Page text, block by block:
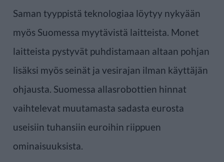
Saman tyyppistä teknologiaa löytyy nykyään
myös Suomessa myytävistä laitteista. Monet
laitteista pystyvät puhdistamaan altaan pohjan
lisäksi myös seinät ja vesirajan ilman käyttäjän
ohjausta. Suomessa allasrobottien hinnat
vaihtelevat muutamasta sadasta eurosta
useisiin tuhansiin euroihin riippuen
ominaisuuksista.